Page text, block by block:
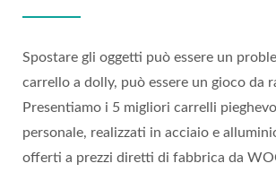
Spostare gli oggetti può essere un
carrello a dolly, può essere un gioco da
Presentiamo i 5 migliori carrelli
personale, realizzati in acciaio e
offerti a prezzi diretti di fabbrica da